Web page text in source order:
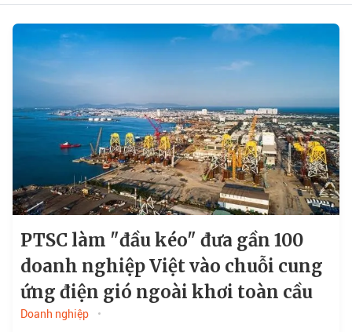
PTSC làm "đầu kéo" đưa gần 100
doanh nghiệp Việt vào chuỗi cung
ứng điện gió ngoài khơi toàn cầu
Doanh nghiệp